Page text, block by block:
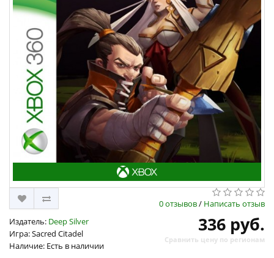
0 отзывов/ Написать отзыв
Издатель: Deep Silver
Игра: Sacred Citadel
Наличие: Есть в наличии
336 руб.
Сравнить цену по регионам